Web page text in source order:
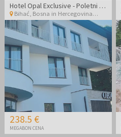
Hotel Opal Exclusive - Poletni oddih v Bihaću
Bihać Bosna in Hercegovina
238.5 €
MEGABON CENA